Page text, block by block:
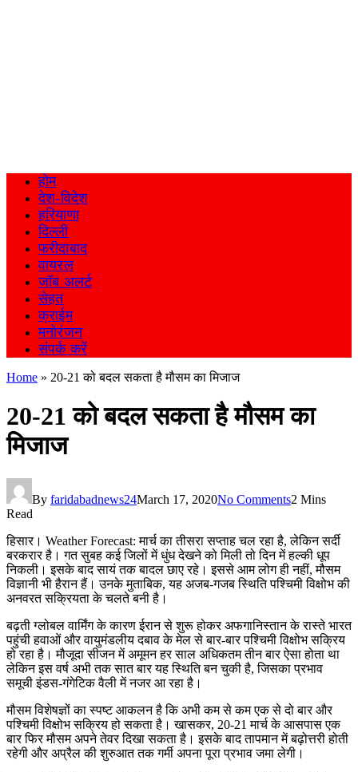
होम
देश-विदेश
हरियाणा
दिल्ली
फरीदाबाद
वायरल
जॉब अलर्ट
सेहत
क्राईम
मनोरंजन
संपर्क करें
Home » 20-21 को बदल सकता है मौसम का मिजाज
20-21 को बदल सकता है मौसम का
मिजाज
By faridabadnews24March 17, 2020No Comments2 Mins
Read
हिसार। Weather Forecast: मार्च का तीसरा सप्ताह चल रहा है, लेकिन सर्दी
बरकरार है। गत सुबह कई जिलों में धुंध देखने को मिली तो दिन में हल्की धूप
निकली। इसके बाद सायं तक बादल छाए रहे। इससे आम लोग ही नहीं, मौसम
विज्ञानी भी हैरान हैं। उनके मुताबिक, यह अजब-गजब स्थिति पश्चिमी विक्षोभ की
अनवरत सक्रियता के चलते बनी है।
बढ़ती ग्लोबल वार्मिंग के कारण ईरान से शुरू होकर अफगानिस्तान के रास्ते भारत
पहुंची हवाओं और वायुमंडलीय दबाव के मेल से बार-बार पश्चिमी विक्षोभ सक्रिय
हो रहा है। मौजूदा सीजन में अमूमन हर साल अधिकतम तीन बार ऐसा होता था
लेकिन इस वर्ष अभी तक सात बार यह स्थिति बन चुकी है, जिसका प्रभाव
समूची इंडस-गंगेटिक वैली में नजर आ रहा है।
मौसम विशेषज्ञों का स्पष्ट आकलन है कि अभी कम से कम एक से दो बार और
पश्चिमी विक्षोभ सक्रिय हो सकता है। खासकर, 20-21 मार्च के आसपास एक
बार फिर मौसम अपने तेवर दिखा सकता है। इसके बाद तापमान में बढ़ोत्तरी होती
रहेगी और अप्रैल की शुरुआत तक गर्मी अपना पूरा प्रभाव जमा लेगी।